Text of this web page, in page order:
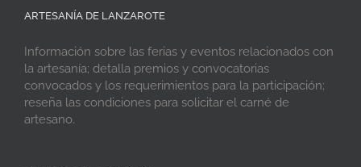
ARTESANÍA DE LANZAROTE
Información sobre las ferias y eventos relacionados con
la artesanía; detalla premios y convocatorias
convocados y los requerimientos para la participación;
reseña las condiciones para solicitar el carné de
artesano.